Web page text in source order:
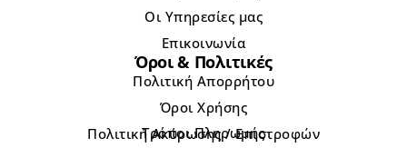
Οι Υπηρεσίες μας
Επικοινωνία
Όροι & Πολιτικές
Πολιτική Απορρήτου
Όροι Χρήσης
Πολιτική Ακύρωσης / Επιστροφών
Τρόποι Πληρωμής